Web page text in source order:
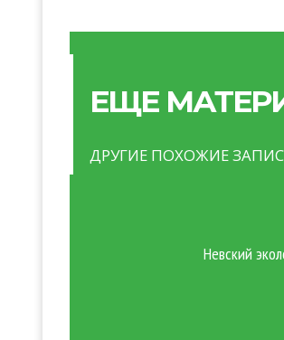
ЕЩЕ
ДРУГИЕ ПОХОЖИЕ
Невский